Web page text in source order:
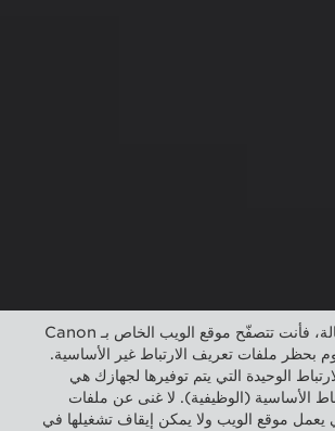
إذا قرأت هذه الرسالة، فأنت تتصفّح موقع الويب الخاص بـ Canon
ملفات تعريف الارتباط غير الأساسية.
الوحيدة التي يتم توفيرها لجهازك هي
الأساسية (الوظيفية). لا غنى عن ملفات
يعمل موقع الويب ولا يمكن إيقاف تشغيلها في